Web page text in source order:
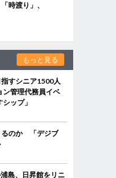
時渡り」、
もっと見る
指すシニア1500人
管理代務員イベ
ップ」
るのか 「デジブ
島、日昇館をリニ